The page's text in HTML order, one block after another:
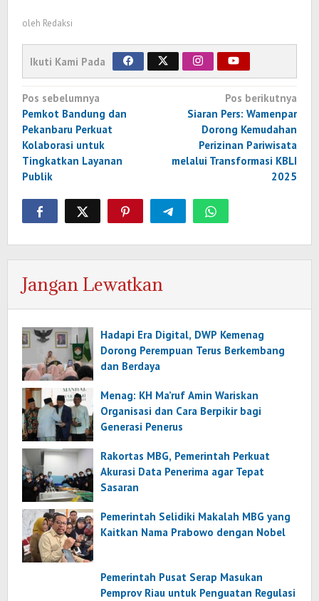
oleh Redaksi
Ikuti Kami Pada
Navigasi
pos
Pos sebelumnya
Pemkot Bandung dan
Pekanbaru Perkuat
Kolaborasi untuk
Tingkatkan Layanan
Publik
Pos berikutnya
Siaran Pers: Wamenpar
Dorong Kemudahan
Perizinan Pariwisata
melalui Transformasi KBLI
2025
Jangan Lewatkan
Hadapi Era Digital, DWP Kemenag
Dorong Perempuan Terus Berkembang
dan Berdaya
Menag: KH Ma’ruf Amin Wariskan
Organisasi dan Cara Berpikir bagi
Generasi Penerus
Rakortas MBG, Pemerintah Perkuat
Akurasi Data Penerima agar Tepat
Sasaran
Pemerintah Selidiki Makalah MBG yang
Kaitkan Nama Prabowo dengan Nobel
Pemerintah Pusat Serap Masukan
Pemprov Riau untuk Penguatan Regulasi